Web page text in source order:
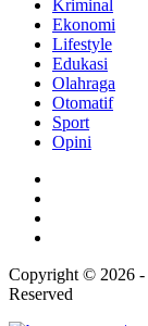
Kriminal
Ekonomi
Lifestyle
Edukasi
Olahraga
Otomatif
Sport
Opini
Copyright © 2026 -
Reserved